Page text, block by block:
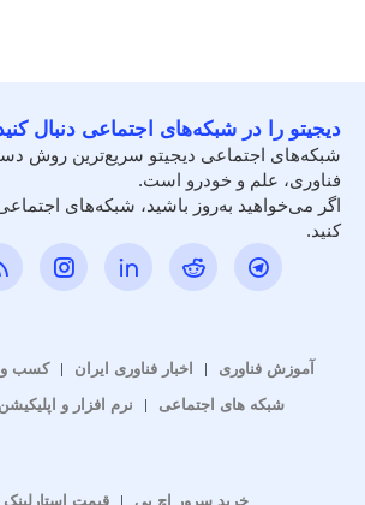
دیجیتو را در شبکه‌های اجتماعی دنبال
شبکه‌های اجتماعی دیجیتو سریع‌ترین روش
فناوری، علم و خودرو است.
اگر می‌خواهید به‌روز باشید، شبکه‌های اجتماعی
کنید.
آموزش فناوری اخبار فناوری ایران کسب و
شبکه های اجتماعی
نرم افزار و اپلیکیشن
خرید سرور اچ پی قیمت استارلینک